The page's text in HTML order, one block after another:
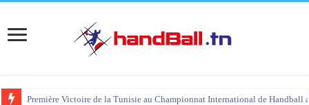
Première Victoire de la Tunisie au Championnat International de Handball